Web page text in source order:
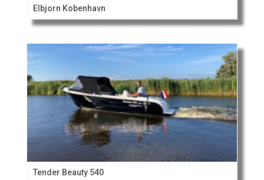
Elbjorn Kobenhavn
Tender Beauty 540